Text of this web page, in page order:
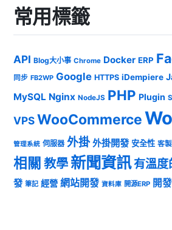
常用標籤
API Blog大小事 Chrome Docker ERP
同步 FB2WP Google HTTPS iDempiere
MySQL Nginx NodeJS PHP Plugin
VPSWooCommerce
管理系統 伺服器 外掛 外掛開發 安全性 客
相關 教學 新聞資訊有溫度
發 筆記 經營 網站開發 資料庫 開源ERP 開發